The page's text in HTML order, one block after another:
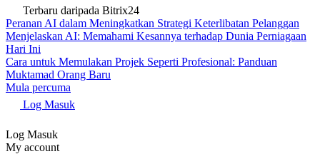
Terbaru daripada Bitrix24
Peranan AI dalam Meningkatkan Strategi Keterlibatan Pelanggan
Menjelaskan AI: Memahami Kesannya terhadap Dunia Perniagaan
Hari Ini
Cara untuk Memulakan Projek Seperti Profesional: Panduan
Muktamad Orang Baru
Mula percuma
Log Masuk
Log Masuk
My account